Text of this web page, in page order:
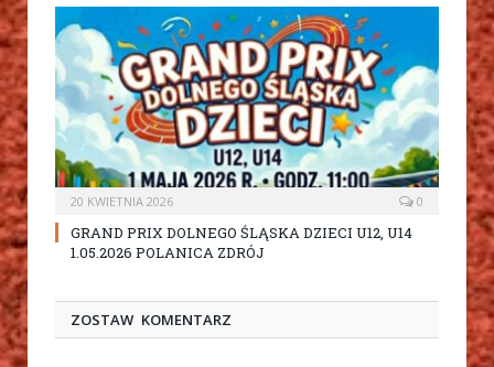
20 KWIETNIA 2026 0
GRAND PRIX DOLNEGO ŚLĄSKA DZIECI U12, U14
1.05.2026 POLANICA ZDRÓJ
ZOSTAW KOMENTARZ